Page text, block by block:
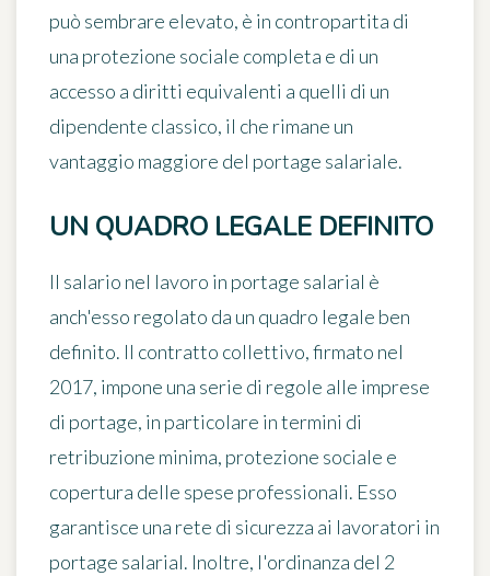
può sembrare elevato, è in contropartita di
una protezione sociale completa e di un
accesso a diritti equivalenti a quelli di un
dipendente classico, il che rimane un
vantaggio maggiore del portage salariale.
UN QUADRO LEGALE DEFINITO
Il salario nel lavoro in portage salarial è
anch'esso regolato da un quadro legale ben
definito. Il contratto collettivo, firmato nel
2017, impone una serie di regole alle imprese
di portage, in particolare in termini di
retribuzione minima, protezione sociale e
copertura delle spese professionali. Esso
garantisce una rete di sicurezza ai lavoratori in
portage salarial. Inoltre, l'ordinanza del 2